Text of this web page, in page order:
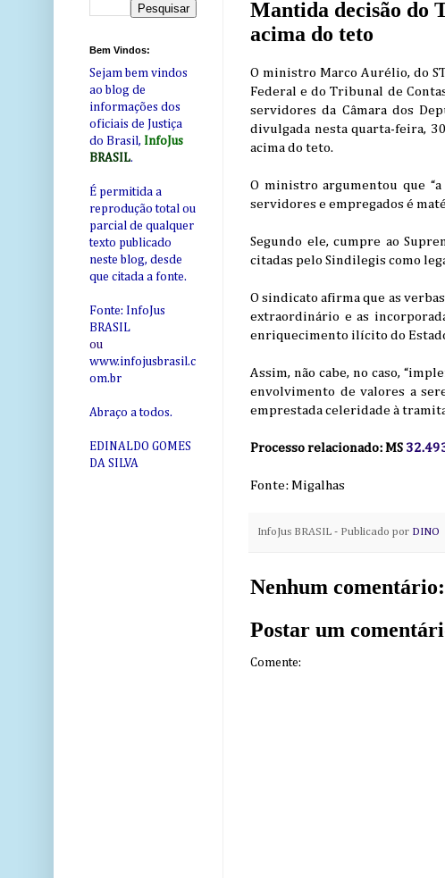
Mantida decisão do
acima do teto
O ministro Marco Aurélio, do
Federal e do Tribunal de
servidores da Câmara dos
divulgada nesta quarta-feira,
acima do teto.
O ministro argumentou que
servidores e empregados é
Segundo ele, cumpre ao
citadas pelo Sindilegis como
O sindicato afirma que as
extraordinário e as
enriquecimento ilícito do
Assim, não cabe, no caso,
envolvimento de valores a
emprestada celeridade à
Processo relacionado: MS
Fonte: Migalhas
InfoJus BRASIL - Publicado por DINO
Nenhum comentário:
Postar um
Comente:
Bem Vindos:
Sejam bem vindos
ao blog de
informações dos
oficiais de Justiça
do Brasil, InfoJus
BRASIL.
É permitida a
reprodução total ou
parcial de qualquer
texto publicado
neste blog, desde
que citada a fonte.
Fonte: InfoJus
BRASIL
ou
www.infojusbrasil.c
om.br
Abraço a todos.
EDINALDO GOMES
DA SILVA